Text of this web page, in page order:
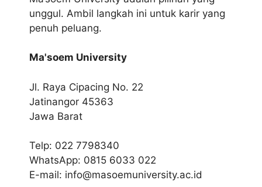
unggul. Ambil langkah ini untuk karir yang
penuh peluang.
Ma'soem University
Jl. Raya Cipacing No. 22
Jatinangor 45363
Jawa Barat
Telp: 022 7798340
WhatsApp: 0815 6033 022
E-mail: info@masoemuniversity.ac.id